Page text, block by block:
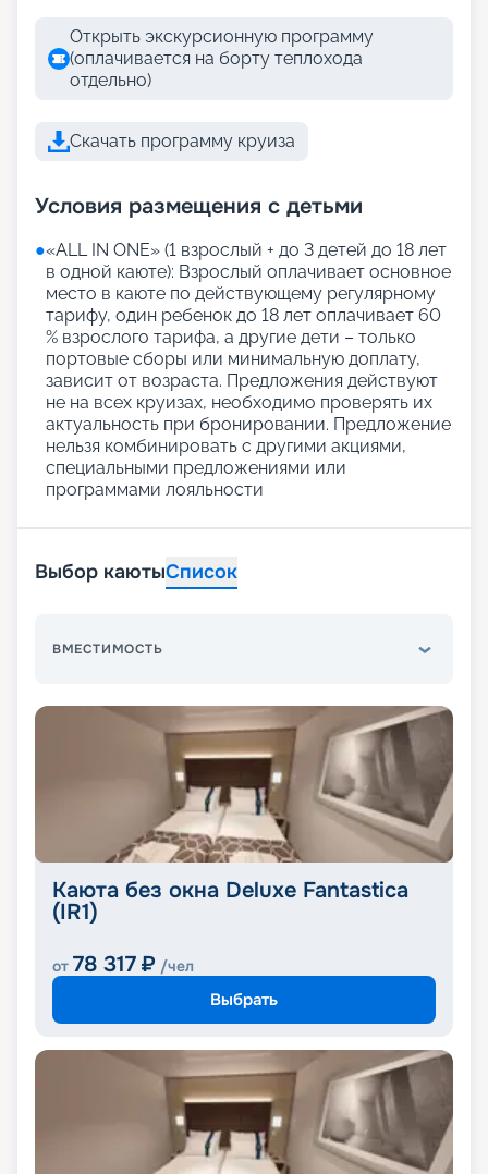
Открыть экскурсионную программу
(оплачивается на борту теплохода
отдельно)
Скачать программу круиза
Условия размещения с детьми
●«АLL IN ONE» (1 взрослый + до 3 детей до 18 лет
в одной каюте): Взрослый оплачивает основное
место в каюте по действующему регулярному
тарифу, один ребенок до 18 лет оплачивает 60
% взрослого тарифа, а другие дети – только
портовые сборы или минимальную доплату,
зависит от возраста. Предложения действуют
не на всех круизах, необходимо проверять их
актуальность при бронировании. Предложение
нельзя комбинировать с другими акциями,
специальными предложениями или
программами лояльности
Выбор каютыСписок
ВМЕСТИМОСТЬ
Каюта без окна Deluxe Fantastica
(IR1)
от 78 317 ₽ /чел
Выбрать